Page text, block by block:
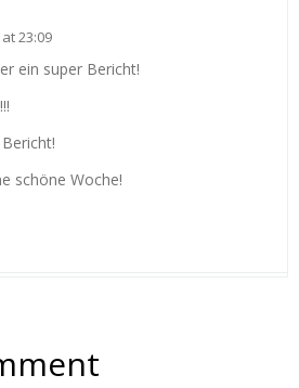
23:09
ein super Bericht!
schöne Woche!